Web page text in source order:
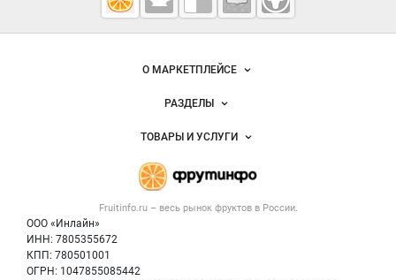
Fruitinfo.ru
— рынок
фруктов
Важные разделы и контакты
Fruitinfo.ru – весь рынок фруктовв России.
ООО «Инлайн»
ИНН: 7805355672
КПП: 780501001
ОГРН: 1047855085442
Навигация по сайтуО МАРКЕТПЛЕЙСЕ
Новости Fruitinfo.ru
Размещение рекламы
Публичная оферта
Контактная информация
Политика обработки персональных данных
РАЗДЕЛЫ
Объявления
Новости рынка
ТОВАРЫ И УСЛУГИ
Готовая продукция
Овощи
Фрукты